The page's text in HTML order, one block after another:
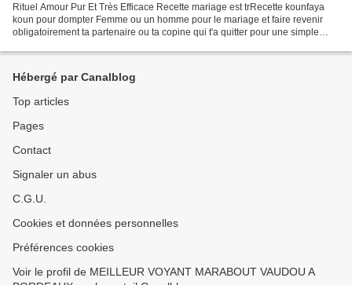
Rituel Amour Pur Et Très Efficace Recette mariage est trRecette kounfaya
koun pour dompter Femme ou un homme pour le mariage et faire revenir
obligatoirement ta partenaire ou ta copine qui t'a quitter pour une simple
Hébergé par Canalblog
Top articles
Pages
Contact
Signaler un abus
C.G.U.
Cookies et données personnelles
Préférences cookies
Voir le profil de MEILLEUR VOYANT MARABOUT VAUDOU A